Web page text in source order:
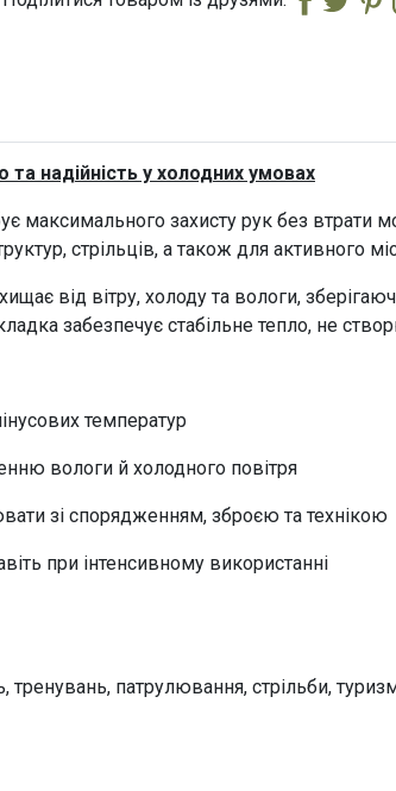
надійність у холодних умовах
максимального захисту рук без втрати
стрільців, а також для активного
від вітру, холоду та вологи,
забезпечує стабільне тепло, не
температур
вологи й холодного повітря
зі спорядженням, зброєю та технікою
при інтенсивному використанні
тренувань, патрулювання, стрільби,